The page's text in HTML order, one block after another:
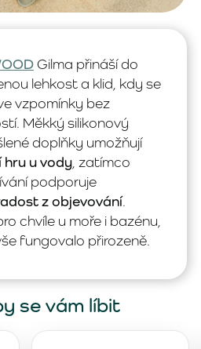
Gilma přináší do
lehkost a klid, kdy se
vzpomínky bez
Měkký silikonový
doplňky umožňují
hru u vody , zatímco
podporuje
z objevování.
chvíle u moře i bazénu,
fungovalo přirozeně.
se vám líbit